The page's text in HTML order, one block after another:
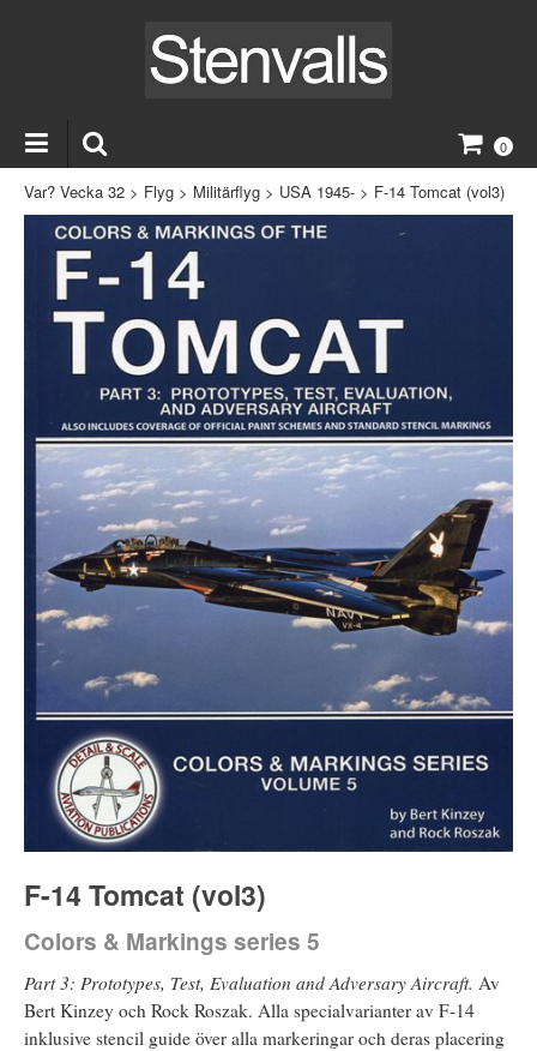
0
Var? Vecka 32 > Flyg > Militärflyg > USA 1945- > F-14 Tomcat (vol3)
F-14 Tomcat (vol3)
Colors & Markings series 5
Part 3: Prototypes, Test, Evaluation and Adversary Aircraft. Av
Bert Kinzey och Rock Roszak. Alla specialvarianter av F-14
inklusive stencil guide över alla markeringar och deras placering